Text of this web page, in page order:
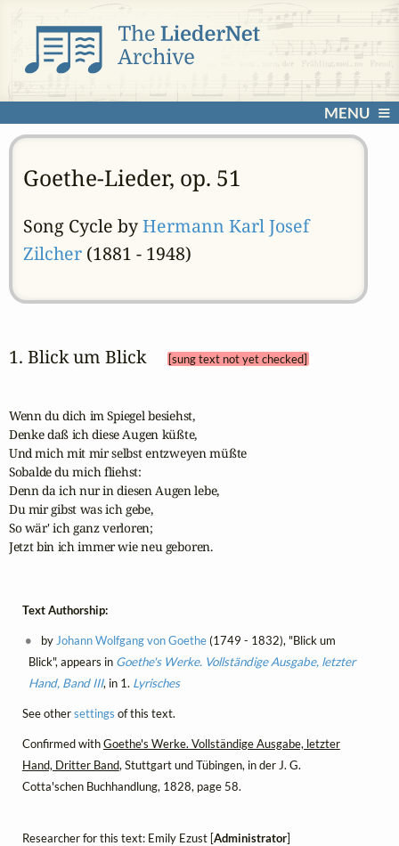
MENU
Goethe-Lieder, op. 51
Song Cycle byHermann Karl Josef
Zilcher(1881 - 1948)
1. Blick um Blick [sung text not yet checked]
Wenn du dich im Spiegel besiehst,
Denke daß ich diese Augen küßte,
Und mich mit mir selbst entzweyen müßte
Sobalde du mich fliehst:
Denn da ich nur in diesen Augen lebe,
Du mir gibst was ich gebe,
So wär' ich ganz verloren;
Jetzt bin ich immer wie neu geboren.
Text Authorship:
by Johann Wolfgang von Goethe(1749 - 1832), "Blick um
Blick", appears in Goethe's Werke. Vollständige Ausgabe, letzter
Hand, Band III, in 1. Lyrisches
See othersettings of this text.
Confirmed withGoethe's Werke. Vollständige Ausgabe, letzter
Hand, Dritter Band, Stuttgart und Tübingen, in der J. G.
Cotta'schen Buchhandlung, 1828, page 58.
Researcher for this text: Emily Ezust [Administrator]